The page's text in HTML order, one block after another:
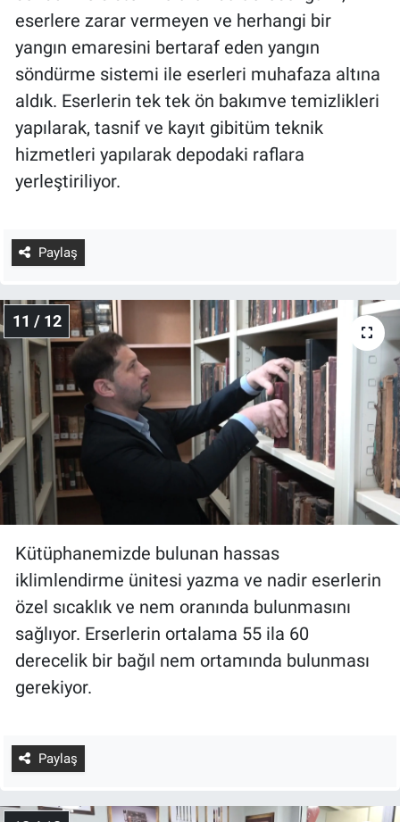
Ayrıca hassas iklimlendirme ünitesi alınarak
eserlerin sıhhi anlamda en güvenilir ortamda
muhafaza edilmesini sağladık. Ayrıca yangın
söndürme sistemi olarak da aerosol gazlı,
eserlere zarar vermeyen ve herhangi bir
yangın emaresini bertaraf eden yangın
söndürme sistemi ile eserleri muhafaza altına
hizmetleri yapılarak depodaki raflara
Paylaş
11 / 12
Kütüphanemizde bulunan hassas
iklimlendirme ünitesi yazma ve nadir eserlerin
derecelik bir bağıl nem ortamında bulunması